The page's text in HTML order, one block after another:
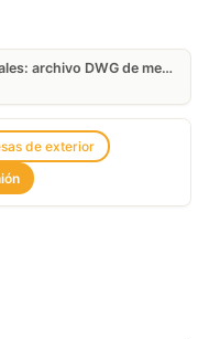
Para proyectos profesionales: archivo DWG de mesa de reuniones con sillas en alzado
de exterior